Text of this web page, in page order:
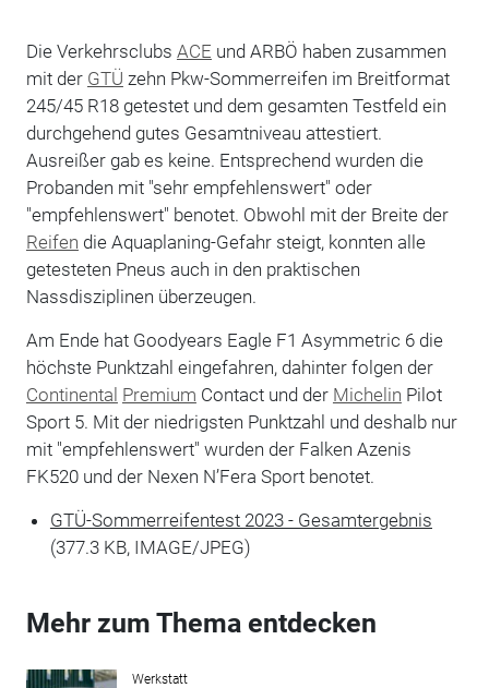
Die Verkehrsclubs ACE und ARBÖ haben zusammen
mit der GTÜ zehn Pkw-Sommerreifen im Breitformat
245/45 R18 getestet und dem gesamten Testfeld ein
durchgehend gutes Gesamtniveau attestiert.
Ausreißer gab es keine. Entsprechend wurden die
Probanden mit "sehr empfehlenswert" oder
"empfehlenswert" benotet. Obwohl mit der Breite der
Reifen die Aquaplaning-Gefahr steigt, konnten alle
getesteten Pneus auch in den praktischen
Nassdisziplinen überzeugen.
Am Ende hat Goodyears Eagle F1 Asymmetric 6 die
höchste Punktzahl eingefahren, dahinter folgen der
Continental Premium Contact und der Michelin Pilot
Sport 5. Mit der niedrigsten Punktzahl und deshalb nur
mit "empfehlenswert" wurden der Falken Azenis
FK520 und der Nexen N’Fera Sport benotet.
GTÜ-Sommerreifentest 2023 - Gesamtergebnis
(377.3 KB, IMAGE/JPEG)
Mehr zum Thema entdecken
Werkstatt